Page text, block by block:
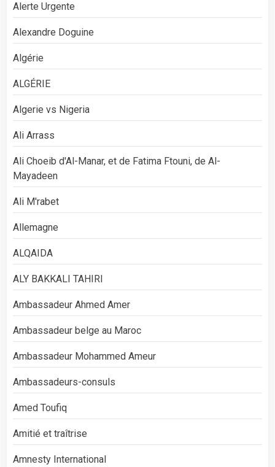
Alerte Urgente
Alexandre Doguine
Algérie
ALGÉRIE
Algerie vs Nigeria
Ali Arrass
Ali Choeib d'Al-Manar, et de Fatima Ftouni, de Al-
Mayadeen
Ali M'rabet
Allemagne
ALQAIDA
ALY BAKKALI TAHIRI
Ambassadeur Ahmed Amer
Ambassadeur belge au Maroc
Ambassadeur Mohammed Ameur
Ambassadeurs-consuls
Amed Toufiq
Amitié et traîtrise
Amnesty International